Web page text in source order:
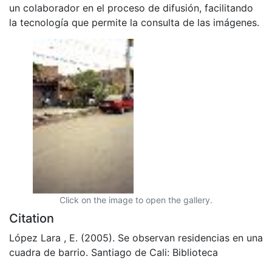
un colaborador en el proceso de difusión, facilitando
la tecnología que permite la consulta de las imágenes.
Click on the image to open the gallery.
Citation
López Lara , E. (2005). Se observan residencias en una
cuadra de barrio. Santiago de Cali: Biblioteca